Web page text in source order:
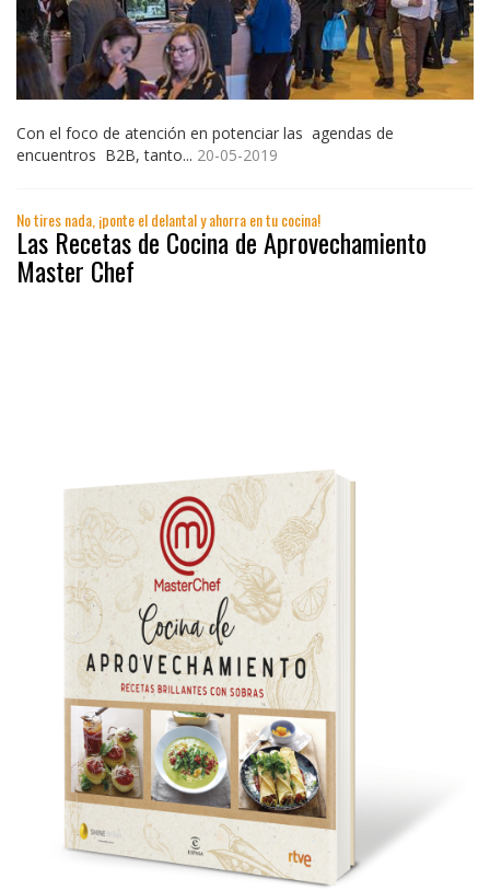
Con el foco de atención en potenciar las agendas de
encuentros B2B, tanto... 20-05-2019
No tires nada, ¡ponte el delantal y ahorra en tu cocina!
Las Recetas de Cocina de Aprovechamiento
Master Chef